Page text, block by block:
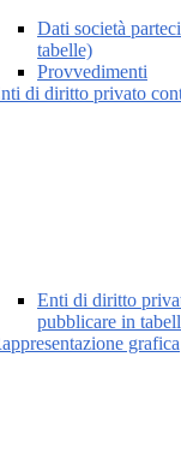
Dati società
tabelle)
Provvedimenti
di diritto privato
Enti di diritto
pubblicare in
grafica